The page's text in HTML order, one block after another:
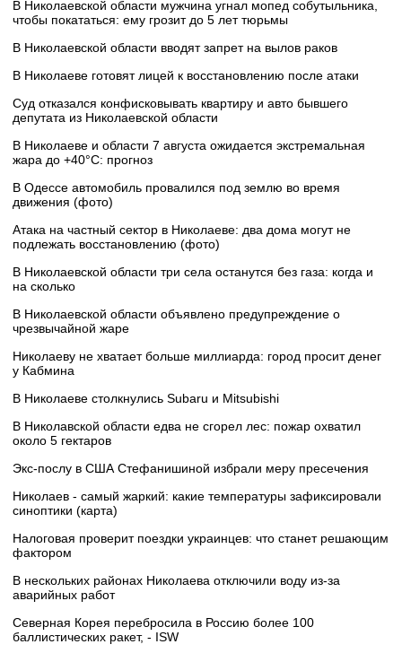
В Николаевской области мужчина угнал мопед собутыльника,
чтобы покататься: ему грозит до 5 лет тюрьмы
В Николаевской области вводят запрет на вылов раков
В Николаеве готовят лицей к восстановлению после атаки
Суд отказался конфисковывать квартиру и авто бывшего
депутата из Николаевской области
В Николаеве и области 7 августа ожидается экстремальная
жара до +40°C: прогноз
В Одессе автомобиль провалился под землю во время
движения (фото)
Атака на частный сектор в Николаеве: два дома могут не
подлежать восстановлению (фото)
В Николаевской области три села останутся без газа: когда и
на сколько
В Николаевской области объявлено предупреждение о
чрезвычайной жаре
Николаеву не хватает больше миллиарда: город просит денег
у Кабмина
В Николаеве столкнулись Subaru и Mitsubishi
В Николавской области едва не сгорел лес: пожар охватил
около 5 гектаров
Экс-послу в США Стефанишиной избрали меру пресечения
Николаев - самый жаркий: какие температуры зафиксировали
синоптики (карта)
Налоговая проверит поездки украинцев: что станет решающим
фактором
В нескольких районах Николаева отключили воду из-за
аварийных работ
Северная Корея перебросила в Россию более 100
баллистических ракет, - ISW